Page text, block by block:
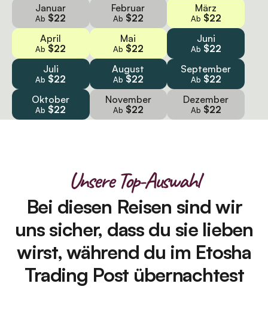
Januar
Ab $22
Februar
Ab $22
März
Ab $22
April
Ab $22
Mai
Ab $22
Juni
Ab $22
Juli
Ab $22
August
Ab $22
September
Ab $22
Oktober
Ab $22
November
Ab $22
Dezember
Ab $22
Unsere Top-Auswahl
Bei diesen Reisen sind wir
uns sicher, dass du sie lieben
wirst, während du im Etosha
Trading Post übernachtest